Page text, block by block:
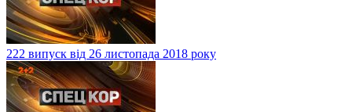
222 випуск від 26 листопада 2018 року